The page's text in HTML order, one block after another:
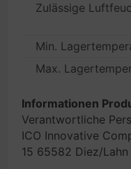
Zulässige
Min.
Max.
Informationen
Verantwortliche
ICO Innovative
15 65582 Diez/